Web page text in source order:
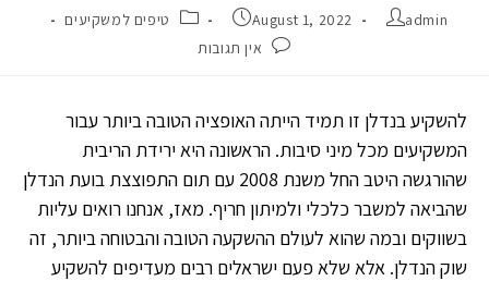
admin
August 1, 2022
טיפים למשקיעים
אין תגובות
להשקיע בנדלן זו תמיד הייתה האופציה הטובה ביותר עבור
המשקיעים מכל מיני סיבות. הראשונה היא ירידת הריבית
שהורגשה היטב החל משנת 2008 עם תום התפוצצת בועת הנדלן
שהביאה למשבר כלכלי ולמיתון חריף. מאז, אנחנו רואים עליות
בשווקים ובמה שהוא לעולם ההשקעה הטובה והבטוחה ביותר, זה
שוק הנדלן. אלא שלא פעם ישראלים רבים מעדיפים להשקיע